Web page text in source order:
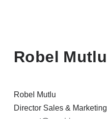
Robel Mutlu
Robel Mutlu
Director Sales & Marketing